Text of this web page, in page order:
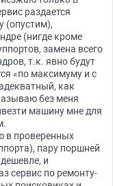
раздается
(опустим),
(нигде кроме
замена всего
т.к. явно будут
«по максимуму и с
как
без меня
машину мне для
в проверенных
пару поршней
и
сервис по ремонту-